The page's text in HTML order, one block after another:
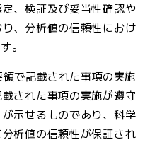
、検証及び妥当性確認や
、分析値の信頼性におけ
。
で記載された事項の実施
された事項の実施が遵守
示せるものであり、科学
析値の信頼性が保証され